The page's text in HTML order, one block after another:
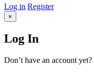
Log in Register
×
Log In
Don’t have an account yet?